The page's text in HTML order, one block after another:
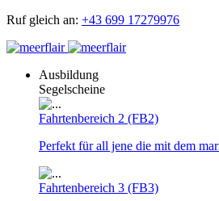
Ruf gleich an: +43 699 17279976
Ausbildung
Segelscheine
Fahrtenbereich 2 (FB2)
Perfekt für all jene die mit dem
Fahrtenbereich 3 (FB3)